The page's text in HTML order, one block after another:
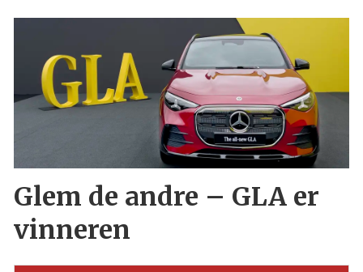
Glem de andre – GLA er
vinneren